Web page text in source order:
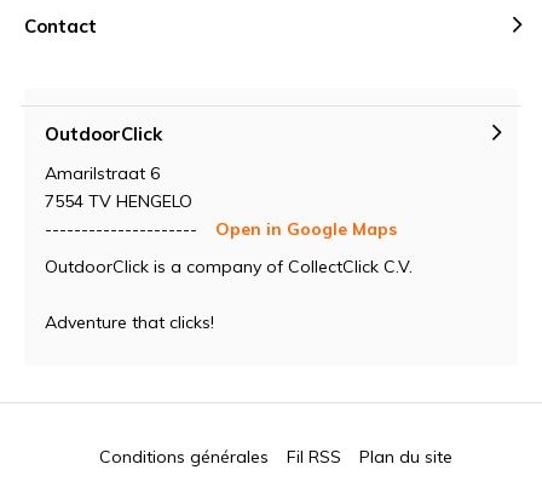
Contact
OutdoorClick
Amarilstraat 6
7554 TV HENGELO
---------------------
Open in Google Maps
OutdoorClick is a company of CollectClick C.V.
Adventure that clicks!
Conditions générales Fil RSS Plan du site